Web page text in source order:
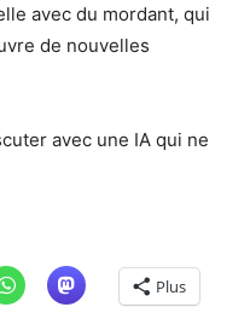
avec du mordant, qui
de nouvelles
avec une IA qui ne
Plus